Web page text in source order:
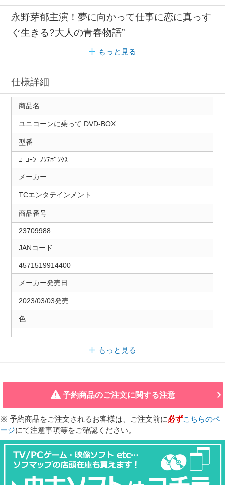
永野芽郁主演！夢に向かって仕事に恋に真っす
ぐ生きる?大人の青春物語”
もっと見る
仕様詳細
商品名
ユニコーンに乗って DVD-BOX
型番
ﾕﾆｺｰﾝﾆﾉﾂﾃﾎﾞﾂｸｽ
メーカー
TCエンタテインメント
商品番号
23709988
JANコード
4571519914400
メーカー発売日
2023/03/03発売
色
もっと見る
予約商品のご注文に関する注意
※ 予約商品をご注文されるお客様は、ご注文前に必ずこちらのペ
ージにて注意事項等をご確認ください。